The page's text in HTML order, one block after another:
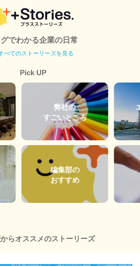
でわかる企業の日常
べてのストーリーズを見る
Pick UP
弊社の
すごいところ
編集部の
おすすめ
らオススメのストーリーズ